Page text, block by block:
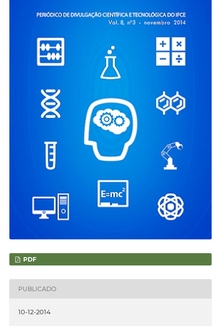
PDF
PUBLICADO
10-12-2014